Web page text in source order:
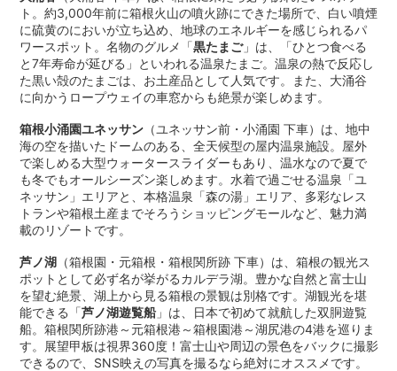
ト。約3,000年前に箱根火山の噴火跡にできた場所で、白い噴煙
に硫黄のにおいが立ち込め、地球のエネルギーを感じられるパ
ワースポット。名物のグルメ「黒たまご」は、「ひとつ食べる
と7年寿命が延びる」といわれる温泉たまご。温泉の熱で反応し
た黒い殻のたまごは、お土産品として人気です。また、大涌谷
に向かうロープウェイの車窓からも絶景が楽しめます。
箱根小涌園ユネッサン（ユネッサン前・小涌園 下車）は、地中
海の空を描いたドームのある、全天候型の屋内温泉施設。屋外
で楽しめる大型ウォータースライダーもあり、温水なので夏で
も冬でもオールシーズン楽しめます。水着で過ごせる温泉「ユ
ネッサン」エリアと、本格温泉「森の湯」エリア、多彩なレス
トランや箱根土産までそろうショッピングモールなど、魅力満
載のリゾートです。
芦ノ湖（箱根園・元箱根・箱根関所跡 下車）は、箱根の観光ス
ポットとして必ず名が挙がるカルデラ湖。豊かな自然と富士山
を望む絶景、湖上から見る箱根の景観は別格です。湖観光を堪
能できる「芦ノ湖遊覧船」は、日本で初めて就航した双胴遊覧
船。箱根関所跡港～元箱根港～箱根園港～湖尻港の4港を巡りま
す。展望甲板は視界360度！富士山や周辺の景色をバックに撮影
できるので、SNS映えの写真を撮るなら絶対にオススメです。